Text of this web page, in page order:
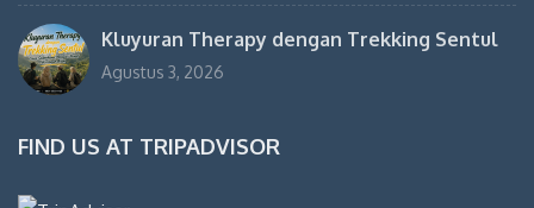
Kluyuran Therapy dengan Trekking Sentul
Agustus 3, 2026
FIND US AT TRIPADVISOR